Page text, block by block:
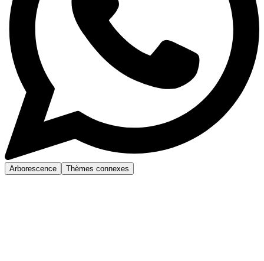
Arborescence Thèmes connexes